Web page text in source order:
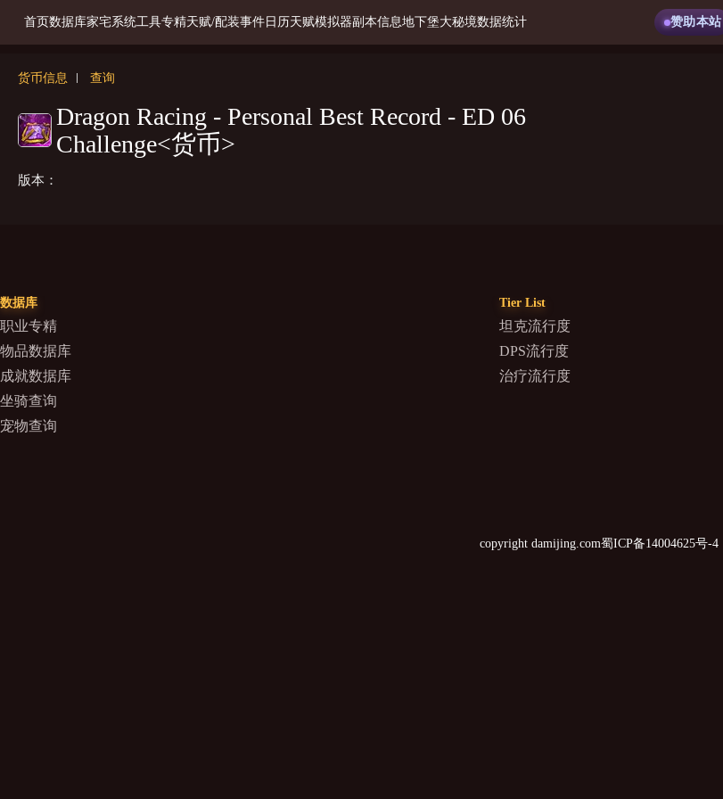
首页数据库家宅系统工具专精天赋/配装事件日历天赋模拟器副本信息地下堡大秘境数据统计 赞助本站
货币信息 查询
Dragon Racing - Personal Best Record - ED 06
Challenge<货币>
版本：
数据库
职业专精
物品数据库
成就数据库
坐骑查询
宠物查询
Tier List
坦克流行度
DPS流行度
治疗流行度
copyright damijing.com蜀ICP备14004625号-4